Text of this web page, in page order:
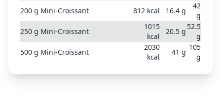
200 g Mini-Croissant 812 kcal 16.4 g
42
g
250 g Mini-Croissant
1015
kcal
20.5 g
52.5
g
500 g Mini-Croissant
2030
kcal
41 g
105
g